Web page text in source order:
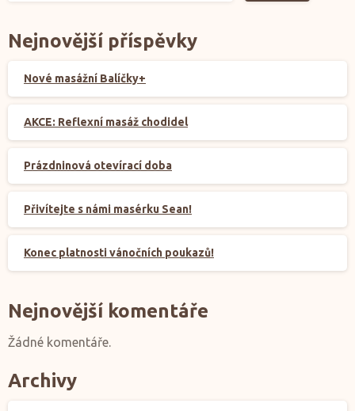
Nejnovější příspěvky
Nové masážní Balíčky+
AKCE: Reflexní masáž chodidel
Prázdninová otevírací doba
Přivítejte s námi masérku Sean!
Konec platnosti vánočních poukazů!
Nejnovější komentáře
Žádné komentáře.
Archivy